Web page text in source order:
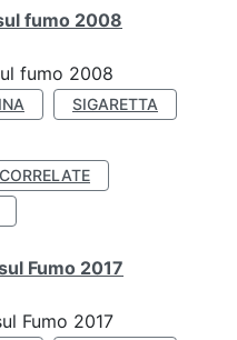
fumo 2008
fumo 2008
SIGARETTA
Fumo 2017
Fumo 2017